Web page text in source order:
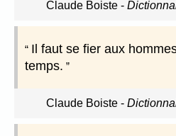
Claude Boiste-
Il faut se fier aux
temps.
Claude Boiste-